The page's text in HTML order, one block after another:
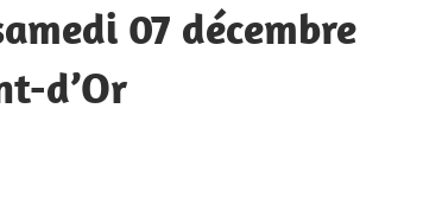
07 décembre
d’Or